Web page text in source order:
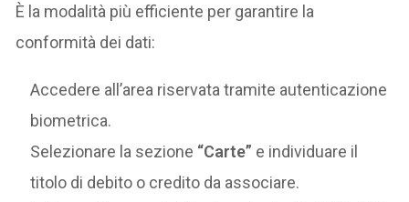
È la modalità più efficiente per garantire la
conformità dei dati:
Accedere all’area riservata tramite autenticazione
biometrica.
Selezionare la sezione “Carte” e individuare il
titolo di debito o credito da associare.